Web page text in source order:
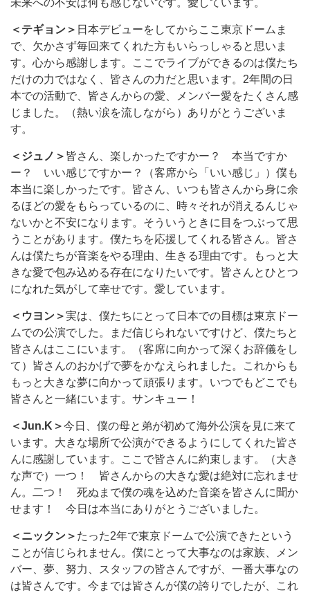
＜テギョン＞ 日本デビューをしてからここ東京ドームま
で、欠かさず毎回来てくれた方もいらっしゃると思いま
す。心から感謝します。ここでライブができるのは僕たち
だけの力ではなく、皆さんの力だと思います。2年間の日
本での活動で、皆さんからの愛、メンバー愛をたくさん感
じました。（熱い涙を流しながら）ありがとうございま
す。
＜ジュノ＞ 皆さん、楽しかったですかー？ 本当ですか
ー？ いい感じですかー？（客席から「いい感じ」）僕も
本当に楽しかったです。皆さん、いつも皆さんから身に余
るほどの愛をもらっているのに、時々それが消えるんじゃ
ないかと不安になります。そういうときに目をつぶって思
うことがあります。僕たちを応援してくれる皆さん。皆さ
んは僕たちが音楽をやる理由、生きる理由です。もっと大
きな愛で包み込める存在になりたいです。皆さんとひとつ
になれた気がして幸せです。愛しています。
＜ウヨン＞実は、僕たちにとって日本での目標は東京ドー
ムでの公演でした。まだ信じられないですけど、僕たちと
皆さんはここにいます。（客席に向かって深くお辞儀をし
て）皆さんのおかげで夢をかなえられました。これからも
もっと大きな夢に向かって頑張ります。いつでもどこでも
皆さんと一緒にいます。サンキュー！
＜Jun.K＞今日、僕の母と弟が初めて海外公演を見に来て
います。大きな場所で公演ができるようにしてくれた皆さ
んに感謝しています。ここで皆さんに約束します。（大き
な声で）一つ！ 皆さんからの大きな愛は絶対に忘れませ
ん。二つ！ 死ぬまで僕の魂を込めた音楽を皆さんに聞か
せます！ 今日は本当にありがとうございました。
＜ニックン＞ たった2年で東京ドームで公演できたという
ことが信じられません。僕にとって大事なのは家族、メン
バー、夢、努力、スタッフの皆さんですが、一番大事なの
は皆さんです。今までは皆さんが僕の誇りでしたが、これ